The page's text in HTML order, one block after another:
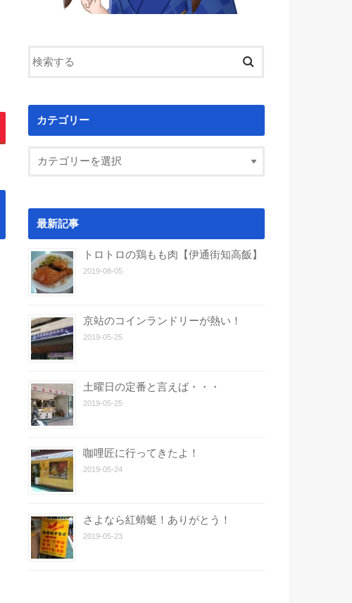
カテゴリー
最新記事
トロトロの鶏もも肉【伊通街知高飯】
2019-08-05
京站のコインランドリーが熱い！
2019-05-25
土曜日の定番と言えば・・・
2019-05-25
咖哩匠に行ってきたよ！
2019-05-24
さよなら紅蜻蜓！ありがとう！
2019-05-23